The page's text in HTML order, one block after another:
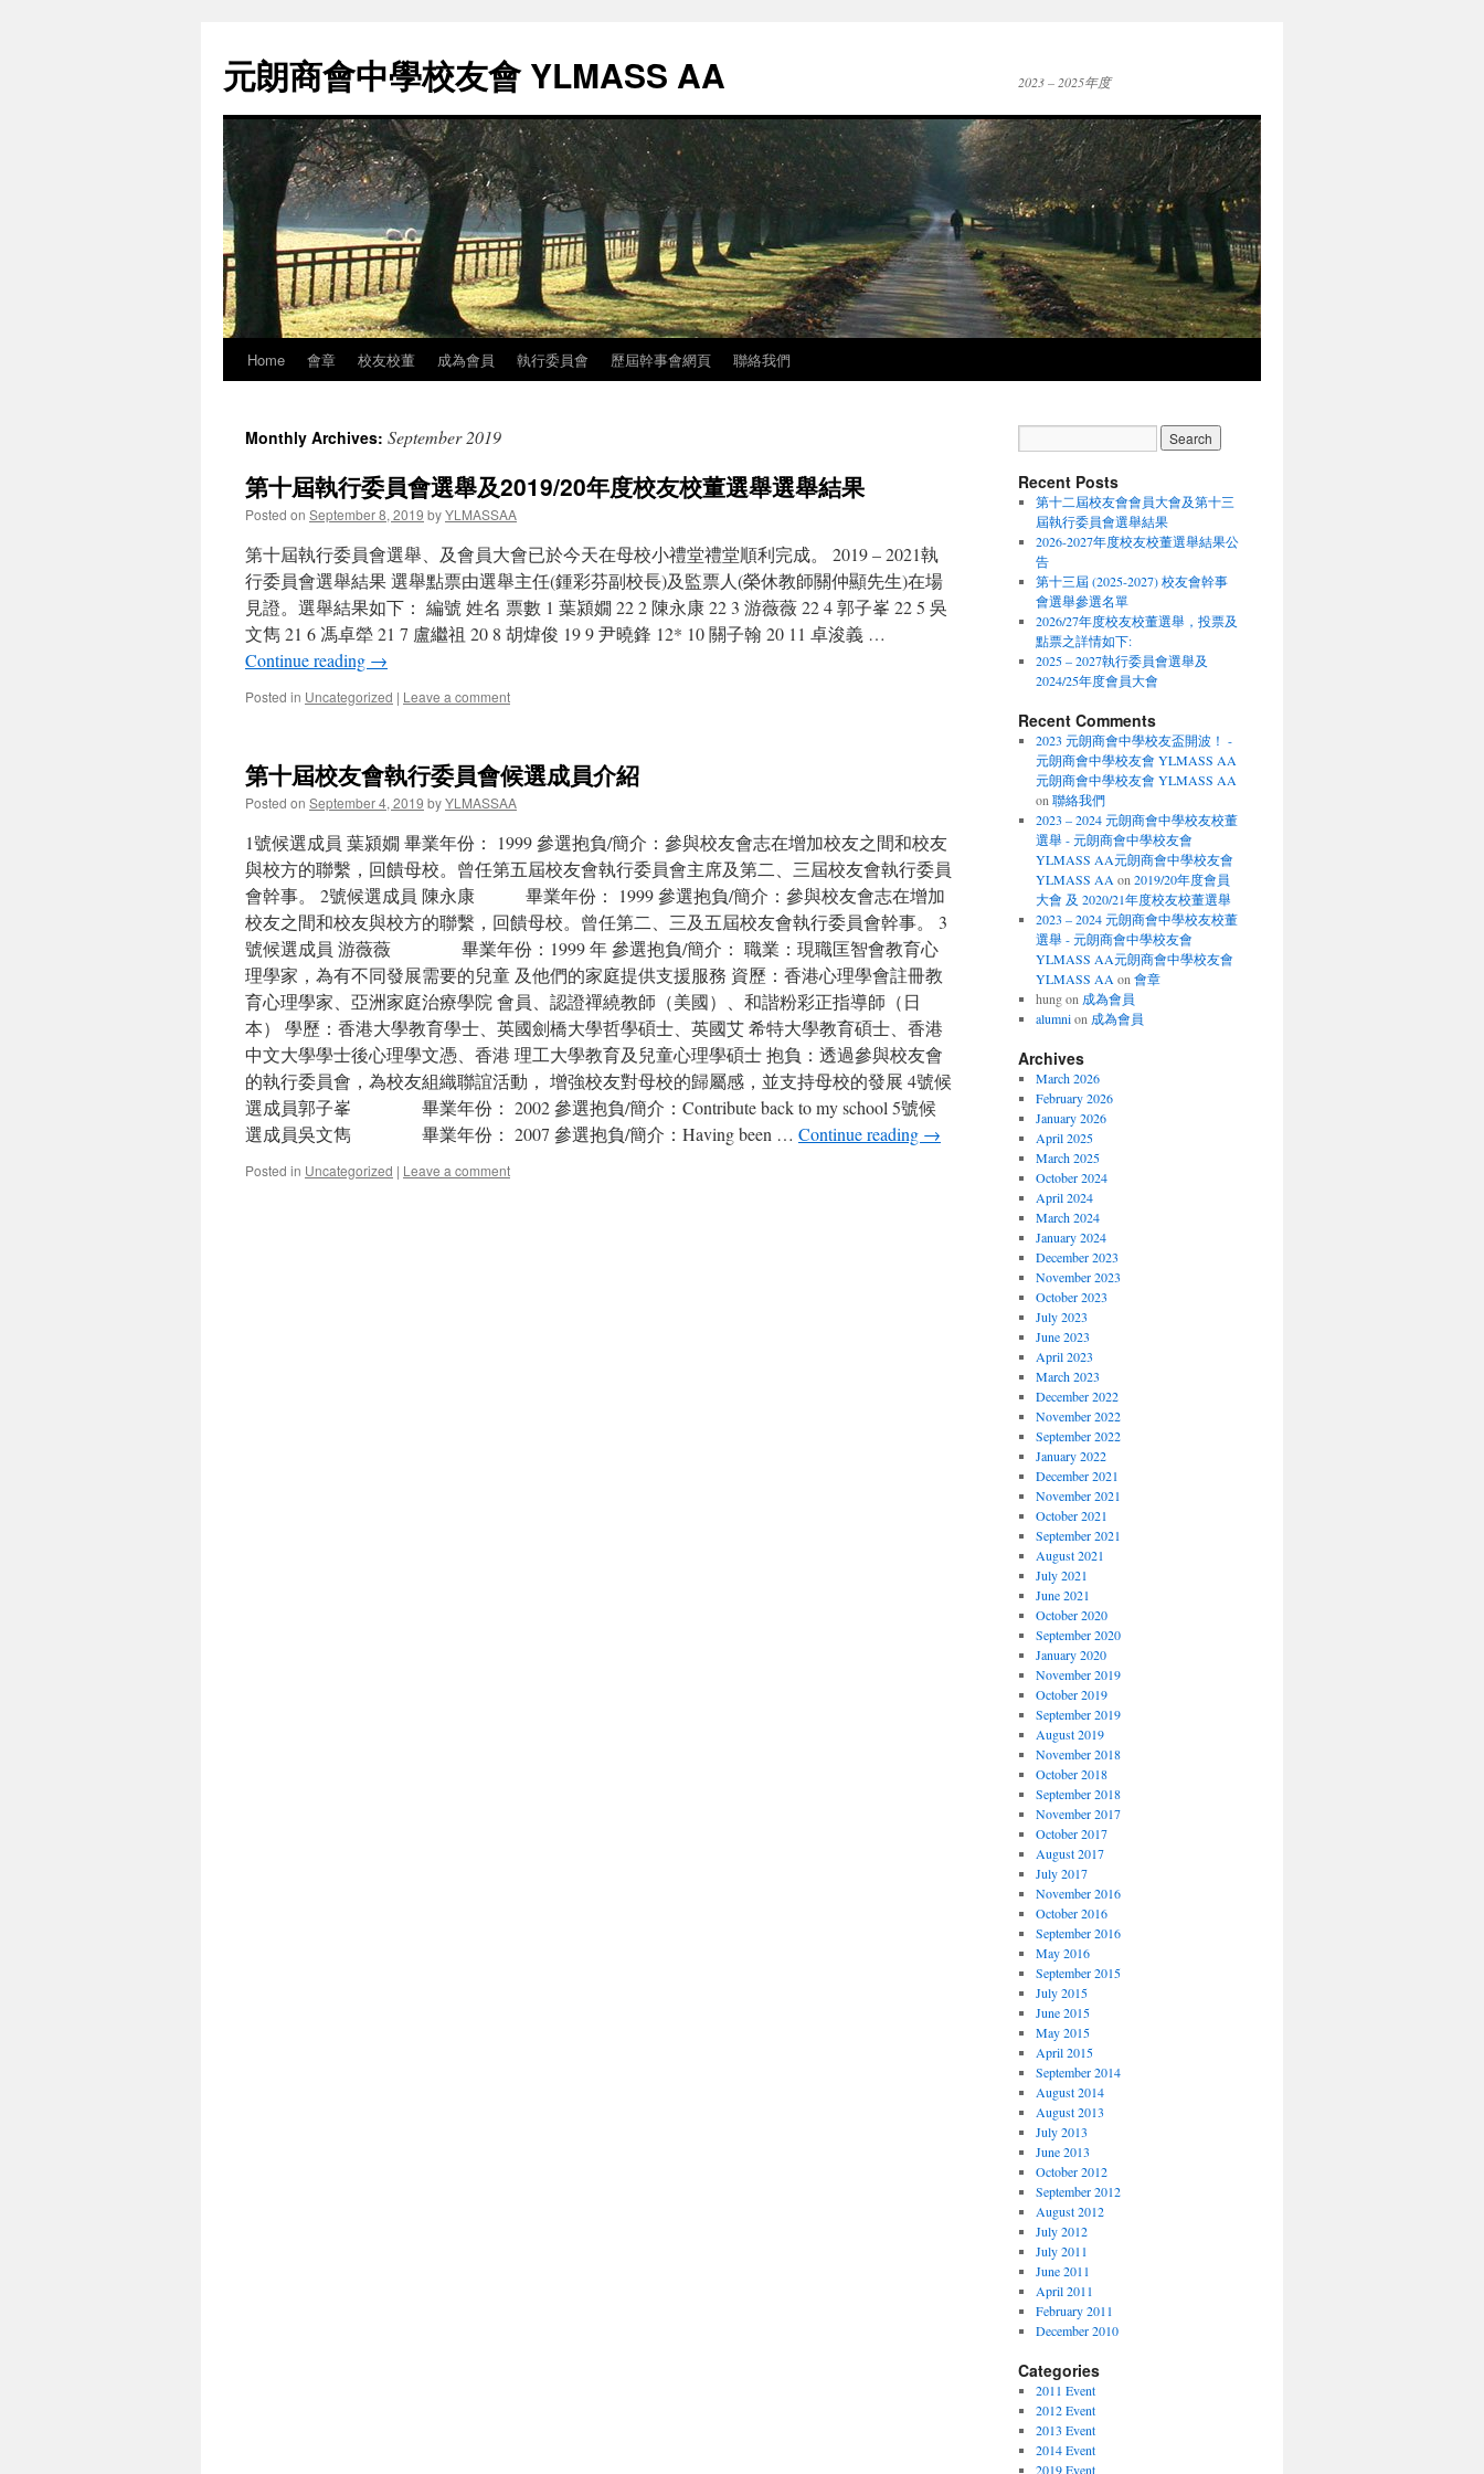
元朗商會中學校友會 YLMASS AA 2023 – 2025年度
Skip
content
Home 會章 校友校董 成為會員 執行委員會 歷屆幹事會網頁 聯絡我們
Monthly Archives: September 2019
第十屆執行委員會選舉及2019/20年度校友校董選舉選舉結果
Posted on September 8, 2019 byYLMASSAA
第十屆執行委員會選舉、及會員大會已於今天在母校小禮堂禮堂順利完成。 2019 – 2021執
行委員會選舉結果 選舉點票由選舉主任(鍾彩芬副校長)及監票人(榮休教師關仲顯先生)在場
見證。選舉結果如下： 編號 姓名 票數 1 葉潁嫺 22 2 陳永康 22 3 游薇薇 22 4 郭子峯 22 5 吳
文雋 21 6 馮卓犖 21 7 盧繼祖 20 8 胡煒俊 19 9 尹曉鋒 12* 10 關子翰 20 11 卓浚義 …
Continue reading →
Posted in Uncategorized | Leave a comment
第十屆校友會執行委員會候選成員介紹
Posted on September 4, 2019 byYLMASSAA
1號候選成員 葉潁嫺 畢業年份： 1999 參選抱負/簡介：參與校友會志在增加校友之間和校友
與校方的聯繫，回饋母校。曾任第五屆校友會執行委員會主席及第二、三屆校友會執行委員
會幹事。 2號候選成員 陳永康 畢業年份： 1999 參選抱負/簡介：參與校友會志在增加
校友之間和校友與校方的聯繫，回饋母校。曾任第二、三及五屆校友會執行委員會幹事。 3
號候選成員 游薇薇 畢業年份：1999 年 參選抱負/簡介： 職業：現職匡智會教育心
理學家，為有不同發展需要的兒童 及他們的家庭提供支援服務 資歷：香港心理學會註冊教
育心理學家、亞洲家庭治療學院 會員、認證禪繞教師（美國）、和諧粉彩正指導師（日
本） 學歷：香港大學教育學士、英國劍橋大學哲學碩士、英國艾 希特大學教育碩士、香港
中文大學學士後心理學文憑、香港 理工大學教育及兒童心理學碩士 抱負：透過參與校友會
的執行委員會，為校友組織聯誼活動， 增強校友對母校的歸屬感，並支持母校的發展 4號候
選成員郭子峯 畢業年份： 2002 參選抱負/簡介：Contribute back to my school 5號候
選成員吳文雋 畢業年份： 2007 參選抱負/簡介：Having been … Continue reading →
Posted in Uncategorized | Leave a comment
Recent Posts
第十二屆校友會會員大會及第十三
屆執行委員會選舉結果
2026-2027年度校友校董選舉結果公
告
第十三屆 (2025-2027) 校友會幹事
會選舉參選名單
2026/27年度校友校董選舉，投票及
點票之詳情如下:
2025 – 2027執行委員會選舉及
2024/25年度會員大會
Recent Comments
2023 元朗商會中學校友盃開波！ -
元朗商會中學校友會 YLMASS AA
元朗商會中學校友會 YLMASS AA
on 聯絡我們
2023 – 2024 元朗商會中學校友校董
選舉 - 元朗商會中學校友會
YLMASS AA元朗商會中學校友會
YLMASS AA on 2019/20年度會員
大會 及 2020/21年度校友校董選舉
2023 – 2024 元朗商會中學校友校董
選舉 - 元朗商會中學校友會
YLMASS AA元朗商會中學校友會
YLMASS AA on 會章
hungon 成為會員
alumnion 成為會員
Archives
March 2026
February 2026
January 2026
April 2025
March 2025
October 2024
April 2024
March 2024
January 2024
December 2023
November 2023
October 2023
July 2023
June 2023
April 2023
March 2023
December 2022
November 2022
September 2022
January 2022
December 2021
November 2021
October 2021
September 2021
August 2021
July 2021
June 2021
October 2020
September 2020
January 2020
November 2019
October 2019
September 2019
August 2019
November 2018
October 2018
September 2018
November 2017
October 2017
August 2017
July 2017
November 2016
October 2016
September 2016
May 2016
September 2015
July 2015
June 2015
May 2015
April 2015
September 2014
August 2014
August 2013
July 2013
June 2013
October 2012
September 2012
August 2012
July 2012
July 2011
June 2011
April 2011
February 2011
December 2010
Categories
2011 Event
2012 Event
2013 Event
2014 Event
2019 Event